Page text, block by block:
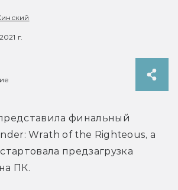
г.
финальный
Wrath of the Righteous, а
предзагрузка
ПК.